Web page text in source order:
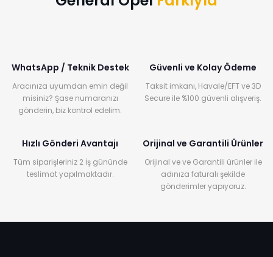
WhatsApp / Teknik Destek
Aracınıza uyumdan emin değil
misiniz? Şase numaranızı
gönderin, biz kontrol edelim.
Güvenli ve Kolay Ödeme
Taksit imkanı, Havale/EFT ve 3D
Secure ile %100 güvenli alışveriş.
Hızlı Gönderi Avantajı
Tüm siparişleriniz 2 İş gününde
teslimat yapılmaktadır.
Orijinal ve Garantili Ürünler
Orijinal ve ve Garantili ürünler ile
adınıza faturalı şekilde
gönderimler yapıyoruz.